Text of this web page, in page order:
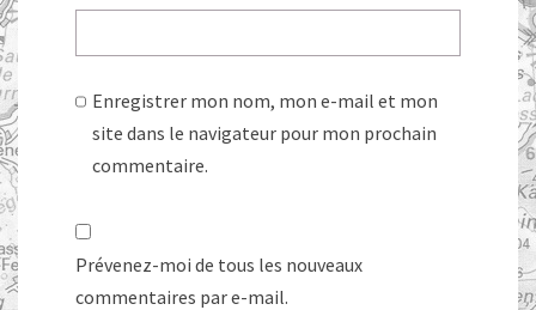
Enregistrer mon nom, mon e-mail et mon
site dans le navigateur pour mon prochain
commentaire.
Prévenez-moi de tous les nouveaux
commentaires par e-mail.